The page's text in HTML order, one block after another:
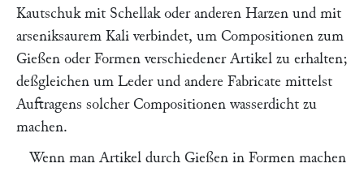
Kautschuk mit Schellak oder anderen Harzen und mit
arseniksaurem Kali verbindet, um Compositionen zum
Gießen oder Formen verschiedener Artikel zu erhalten;
deßgleichen um Leder und andere Fabricate mittelst
Auftragens solcher Compositionen wasserdicht zu
machen.
Wenn man Artikel durch Gießen in Formen machen